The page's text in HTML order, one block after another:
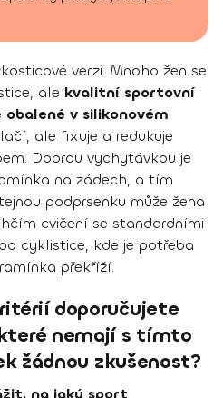
verzi. Mnoho žen se
ale kvalitní sportovní
v silikonovém
ale fixuje a redukuje
Dobrou vychytávkou je
na zádech, a tím
podprsenku může žena
cvičení se standardními
cyklistice, kde je potřeba
překříží.
doporučujete
nemají s tímto
žádnou zkušenost?
na jaký sport